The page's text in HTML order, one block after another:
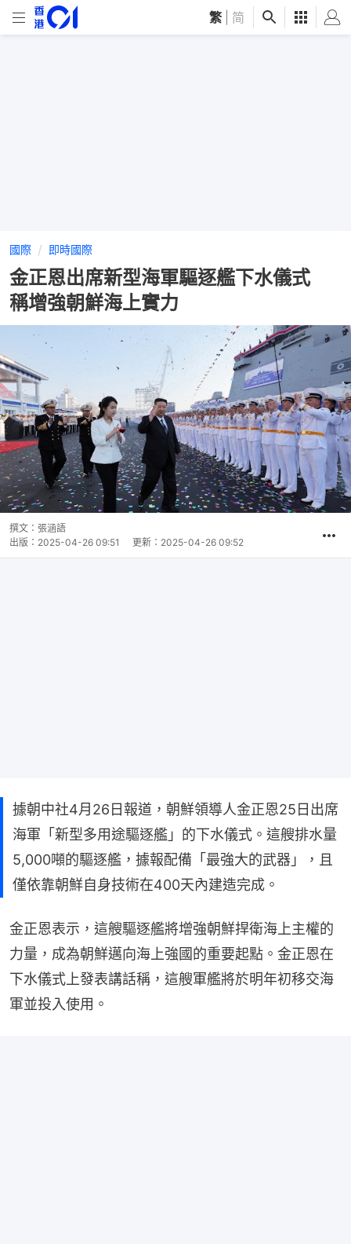
繁 简
國際 即時國際
金正恩出席新型海軍驅逐艦下水儀式
稱增強朝鮮海上實力
撰文： 張涵語
出版： 2025-04-26 09:51 更新： 2025-04-26 09:52
據朝中社4月26日報道，朝鮮領導人金正恩25日出席
海軍「新型多用途驅逐艦」的下水儀式。這艘排水量
5,000噸的驅逐艦，據報配備「最強大的武器」，且
僅依靠朝鮮自身技術在400天內建造完成。
金正恩表示，這艘驅逐艦將增強朝鮮捍衛海上主權的
力量，成為朝鮮邁向海上強國的重要起點。金正恩在
下水儀式上發表講話稱，這艘軍艦將於明年初移交海
軍並投入使用。